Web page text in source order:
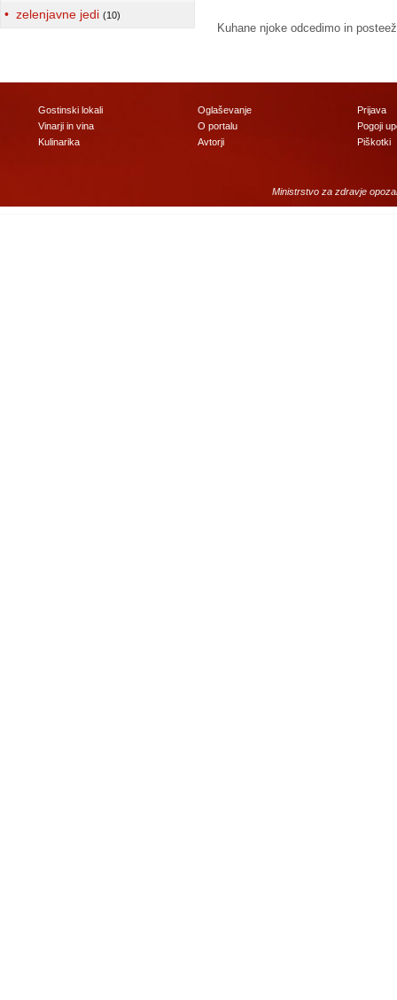
• zelenjavne jedi (10)
Kuhane njoke odcedimo in
Gostinski lokali
Vinarji in vina
Kulinarika
Oglaševanje
O portalu
Avtorji
Prijava
Pogoji
Piškotki
Ministrstvo za zdravje